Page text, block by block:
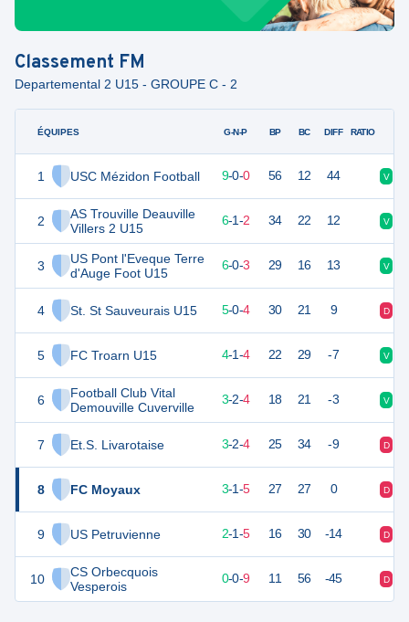
Classement FM
Departemental 2 U15 - GROUPE C - 2
ÉQUIPES
1 USC Mézidon Football
2
AS Trouville Deauville
Villers 2 U15
3
US Pont l'Eveque Terre
d'Auge Foot U15
4 St. St Sauveurais U15
5 FC Troarn U15
6
Football Club Vital
Demouville Cuverville
7 Et.S. Livarotaise
8 FC Moyaux
9 US Petruvienne
10
CS Orbecquois
Vesperois
G-N-P BP BC DIFF RATIO
27 9 9-0-0 56 12 44 V
19 9 6-1-2 34 22 12 V
18 9 6-0-3 29 16 13 V
15 9 5-0-4 30 21 9 D
4-1-4 22 29 -7 V
11 3-2-4 18 21 -3 V
11 3-2-4 25 34 -9 D
3-1-5 27 27 0 D
2-1-5 16 30 -14 D
0-0-9 11 56 -45 D